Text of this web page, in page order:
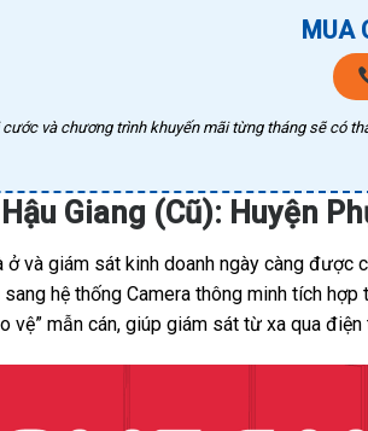
MUA
cước và chương trình khuyến mãi từng tháng sẽ có
Giang (Cũ): Huyện
ở và giám sát kinh doanh ngày càng
hệ thống Camera thông minh tích hợp
vệ” mẫn cán, giúp giám sát từ xa qua